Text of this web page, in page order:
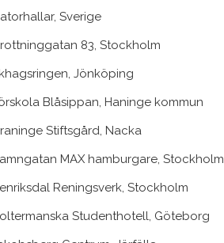
Sverige
83, Stockholm
Jönköping
Blåsippan, Haninge kommun
Stiftsgård, Nacka
MAX hamburgare, Stockholm
Reningsverk, Stockholm
Studenthotell, Göteborg